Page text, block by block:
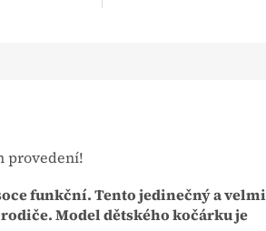
provedení!
funkční. Tento jedinečný a velmi
Model dětského kočárku je